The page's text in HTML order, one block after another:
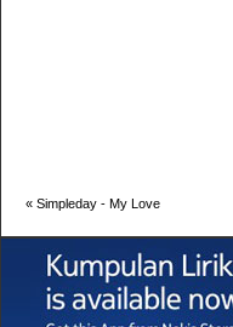
« Simpleday - My Love